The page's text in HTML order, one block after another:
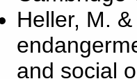
Heller, M.
and social